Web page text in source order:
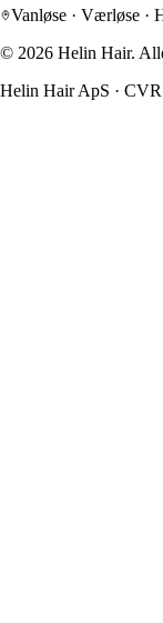
Vanløse · Værløse ·
© 2026 Helin Hair.
Helin Hair ApS · CVR